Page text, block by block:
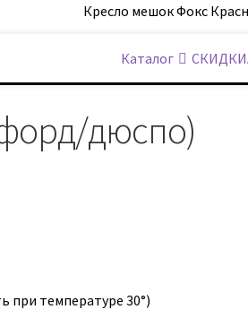
Каталог СКИДКИ
Кресло мешок Фокс
дюспо)
температуре 30°)